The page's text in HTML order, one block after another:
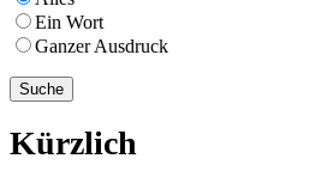
Ein Wort
Ganzer Ausdruck
Kürzlich